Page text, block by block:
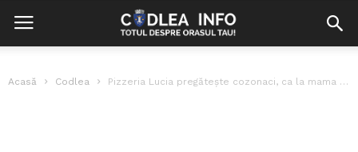
Acasă Codlea Pizzeria Lucia pregătește cozonaci, ca la mama acasă!